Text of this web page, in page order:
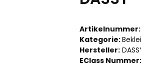
Artikelnummer:
Kategorie:
Hersteller:
EClass Nummer: